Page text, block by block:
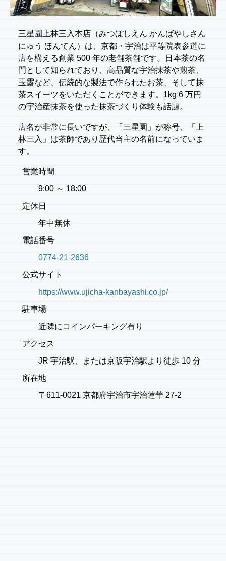
三星園上林三入本店（みつぼしえん かんばやしさん
にゅう ほんてん）は、京都・宇治は平等院表参道に
店を構える創業 500 年の老舗茶舗です。日本茶の名
門として知られており、高品質な宇治抹茶や煎茶、
玉露など、伝統的な製法で作られたお茶、そして抹
茶スイーツをいただくことができます。1kg 6 万円
の宇治産抹茶を使った抹茶づくり体験も話題。
店名が非常に長いですが、「三星園」が称号、「上
林三入」は茶師であり歴代当主の名前になっていま
す。
営業時間
9:00 ～ 18:00
定休日
年中無休
電話番号
0774-21-2636
公式サイト
https://www.ujicha-kanbayashi.co.jp/
駐車場
近隣にコインパーキング有り
アクセス
JR 宇治駅、または京阪宇治駅より徒歩 10 分
所在地
〒611-0021 京都府宇治市宇治蓮華 27-2